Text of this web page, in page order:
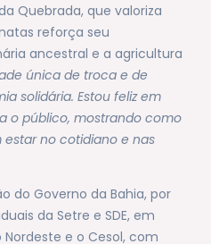
Quebrada, que valoriza
reforça seu
ancestral e a agricultura
única de troca e de
solidária. Estou feliz em
o público, mostrando como
no cotidiano e nas
do Governo da Bahia, por
da Setre e SDE, em
e o Cesol, com